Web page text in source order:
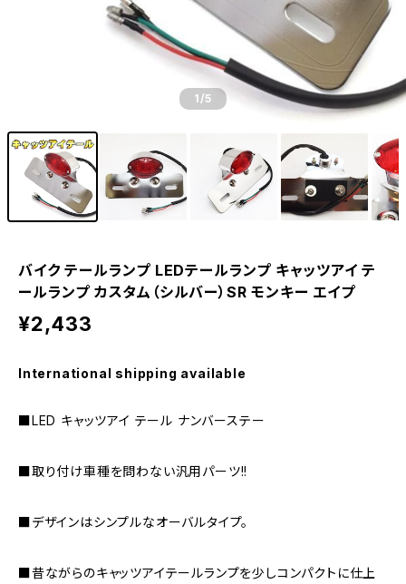
1 /5
バイク テールランプ LEDテールランプ キャッツアイ テ
ールランプ カスタム（シルバー）SR モンキー エイプ
¥2,433
International shipping available
■LED キャッツアイ テール ナンバーステー
■取り付け車種を問わない汎用パーツ!!
■デザインはシンプルなオーバルタイプ。
■昔ながらのキャッツアイテールランプを少しコンパクトに仕上